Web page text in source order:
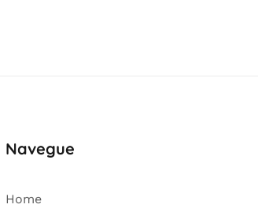
Navegue
Home